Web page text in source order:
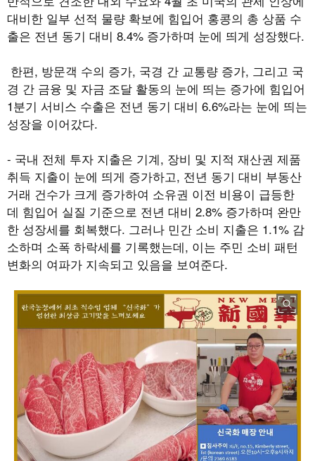
대비한 일부 선적 물량 확보에 힘입어 홍콩의 총 상품 수
출은 전년 동기 대비 8.4% 증가하며 눈에 띄게 성장했다.
한편, 방문객 수의 증가, 국경 간 교통량 증가, 그리고 국
경 간 금융 및 자금 조달 활동의 눈에 띄는 증가에 힘입어
1분기 서비스 수출은 전년 동기 대비 6.6%라는 눈에 띄는
성장을 이어갔다.
- 국내 전체 투자 지출은 기계, 장비 및 지적 재산권 제품
취득 지출이 눈에 띄게 증가하고, 전년 동기 대비 부동산
거래 건수가 크게 증가하여 소유권 이전 비용이 급등한
데 힘입어 실질 기준으로 전년 대비 2.8% 증가하며 완만
한 성장세를 회복했다. 그러나 민간 소비 지출은 1.1% 감
소하며 소폭 하락세를 기록했는데, 이는 주민 소비 패턴
변화의 여파가 지속되고 있음을 보여준다.